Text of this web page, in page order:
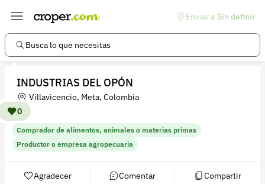
Enviar a Sin definir
Busca lo que necesitas
0
INDUSTRIAS DEL OPÓN
Villavicencio, Meta, Colombia
Comprador de alimentos, animales o materias primas
Productor o empresa agropecuaria
Agradecer Comentar Compartir
Enlaces de interés
Preguntas frecuentes
Ayuda
Información legal
Términos y condiciones
Política de privacidad